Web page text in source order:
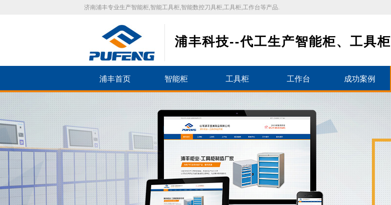
济南浦丰专业生产智能柜,智能工具柜,智能数控刀具柜,工具柜,工作台等产品.
浦丰科技--代工生产智能柜、工具柜
浦丰首页 智能柜 工具柜 工作台 成功案例